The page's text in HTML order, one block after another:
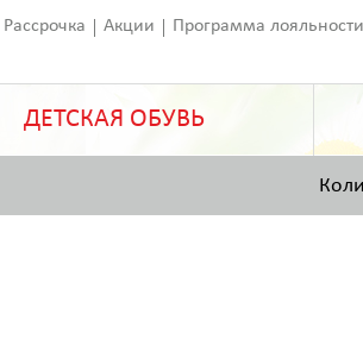
Рассрочка Акции Программа лояльности
ДЕТСКАЯ ОБУВЬ